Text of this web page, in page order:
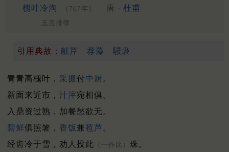
槐叶冷淘 （767年） 唐 · 杜甫
五言排律
引用典故： 献芹 荐藻 騕袅
青青高槐叶， 采掇付中厨 。
新面来近市， 汁滓宛相俱。
入鼎资过熟，加餐愁欲无。
碧鲜俱照箸， 香饭兼苞芦 。
经齿冷于雪，劝人投此 （一作比） 珠。